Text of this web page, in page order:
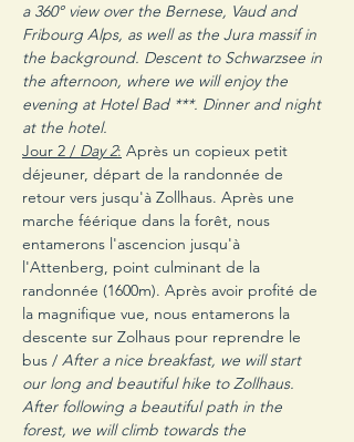
a 360° view over the Bernese, Vaud and
Fribourg Alps, as well as the Jura massif in
the background. Descent to Schwarzsee in
the afternoon, where we will enjoy the
evening at Hotel Bad ***. Dinner and night
at the hotel.
Jour 2 / Day 2: Après un copieux petit
déjeuner, départ de la randonnée de
retour vers jusqu'à Zollhaus. Après une
marche féérique dans la forêt, nous
entamerons l'ascencion jusqu'à
l'Attenberg, point culminant de la
randonnée (1600m). Après avoir profité de
la magnifique vue, nous entamerons la
descente sur Zolhaus pour reprendre le
bus / After a nice breakfast, we will start
our long and beautiful hike to Zollhaus.
After following a beautiful path in the
forest, we will climb towards the